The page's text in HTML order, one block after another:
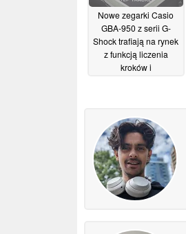
Nowe zegarki Casio
GBA-950 z serii G-
Shock trafiają na rynek
z funkcją liczenia
kroków i